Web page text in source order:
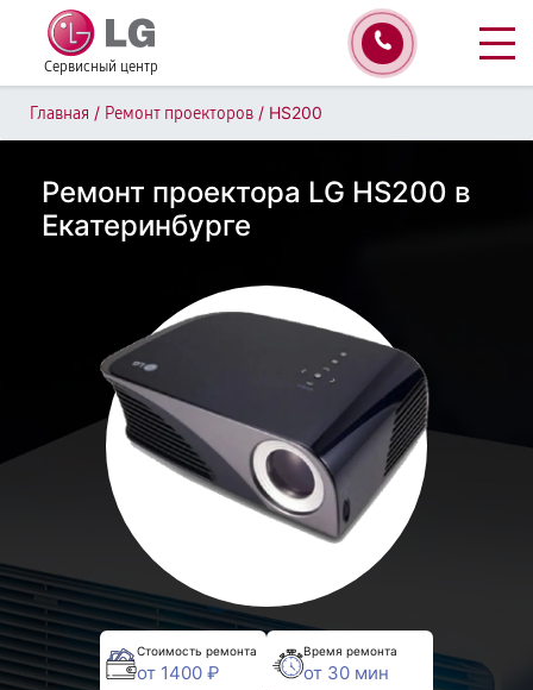
Сервисный центр
Главная / Ремонт проекторов / HS200
Ремонт проектора LG HS200 в
Екатеринбурге
Стоимость ремонта
от 1400 ₽
Время ремонта
от 30 мин